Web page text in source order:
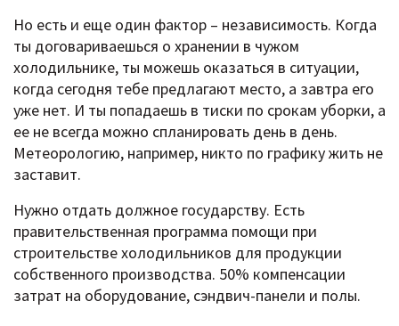
Но есть и еще один фактор – независимость. Когда
ты договариваешься о хранении в чужом
холодильнике, ты можешь оказаться в ситуации,
когда сегодня тебе предлагают место, а завтра его
уже нет. И ты попадаешь в тиски по срокам уборки, а
ее не всегда можно спланировать день в день.
Метеорологию, например, никто по графику жить не
заставит.
Нужно отдать должное государству. Есть
правительственная программа помощи при
строительстве холодильников для продукции
собственного производства. 50% компенсации
затрат на оборудование, сэндвич-панели и полы.